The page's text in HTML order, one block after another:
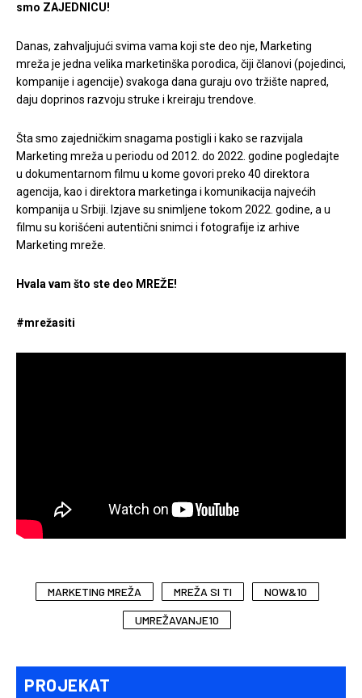
PROJEKAT
smo ZAJEDNICU!
Danas, zahvaljujući svima vama koji ste deo nje, Marketing
mreža je jedna velika marketinška porodica, čiji članovi (pojedinci,
kompanije i agencije) svakoga dana guraju ovo tržište napred,
daju doprinos razvoju struke i kreiraju trendove.
Šta smo zajedničkim snagama postigli i kako se razvijala
Marketing mreža u periodu od 2012. do 2022. godine pogledajte
u dokumentarnom filmu u kome govori preko 40 direktora
agencija, kao i direktora marketinga i komunikacija najvećih
kompanija u Srbiji. Izjave su snimljene tokom 2022. godine, a u
filmu su korišćeni autentični snimci i fotografije iz arhive
Marketing mreže.
Hvala vam što ste deo MREŽE!
#mrežasiti
MARKETING MREŽA MREŽA SI TI NOW&10
UMREŽAVANJE10